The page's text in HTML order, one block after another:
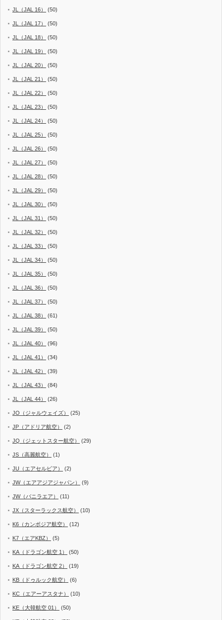
JL（JAL 16） (50)
JL（JAL 17） (50)
JL（JAL 18） (50)
JL（JAL 19） (50)
JL（JAL 20） (50)
JL（JAL 21） (50)
JL（JAL 22） (50)
JL（JAL 23） (50)
JL（JAL 24） (50)
JL（JAL 25） (50)
JL（JAL 26） (50)
JL（JAL 27） (50)
JL（JAL 28） (50)
JL（JAL 29） (50)
JL（JAL 30） (50)
JL（JAL 31） (50)
JL（JAL 32） (50)
JL（JAL 33） (50)
JL（JAL 34） (50)
JL（JAL 35） (50)
JL（JAL 36） (50)
JL（JAL 37） (50)
JL（JAL 38） (61)
JL（JAL 39） (50)
JL（JAL 40） (96)
JL（JAL 41） (34)
JL（JAL 42） (39)
JL（JAL 43） (84)
JL（JAL 44） (26)
JO（ジャルウェイズ） (25)
JP（アドリア航空） (2)
JQ（ジェットスター航空） (29)
JS（高麗航空） (1)
JU（エアセルビア） (2)
JW（エアアジアジャパン） (9)
JW（バニラエア） (11)
JX（スターラックス航空） (10)
K6（カンボジア航空） (12)
K7（エアKBZ） (5)
KA（ドラゴン航空 1） (50)
KA（ドラゴン航空 2） (19)
KB（ドゥルック航空） (6)
KC（エアーアスタナ） (10)
KE（大韓航空 01） (50)